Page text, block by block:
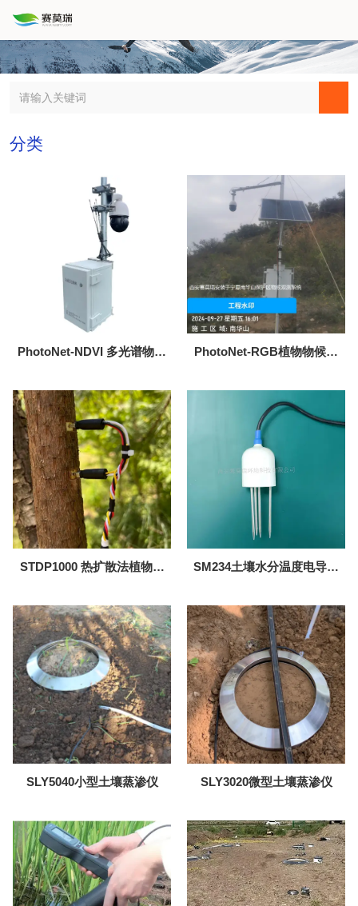
分类
PhotoNet-NDVI 多光谱物候
PhotoNet-RGB植物物候观
STDP1000 热扩散法植物液
SM234土壤水分温度电导率
SLY5040小型土壤蒸渗仪 SLY3020微型土壤蒸渗仪